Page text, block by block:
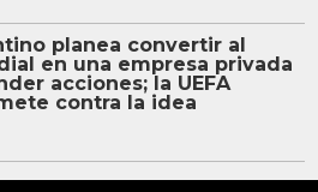
planea convertir al
en una empresa privada
acciones; la UEFA
contra la idea